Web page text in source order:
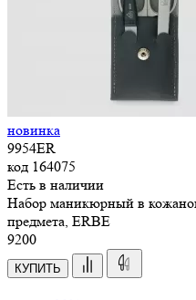
новинка
9954ER
код 164075
Есть в наличии
Набор маникюрный в
предмета, ERBE
9200
КУПИТЬ